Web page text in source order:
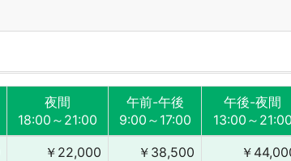
夜間
18:00～21:00
午前-午後
9:00～17:00
午後-夜間
13:00～21:00
￥22,000 ￥38,500 ￥